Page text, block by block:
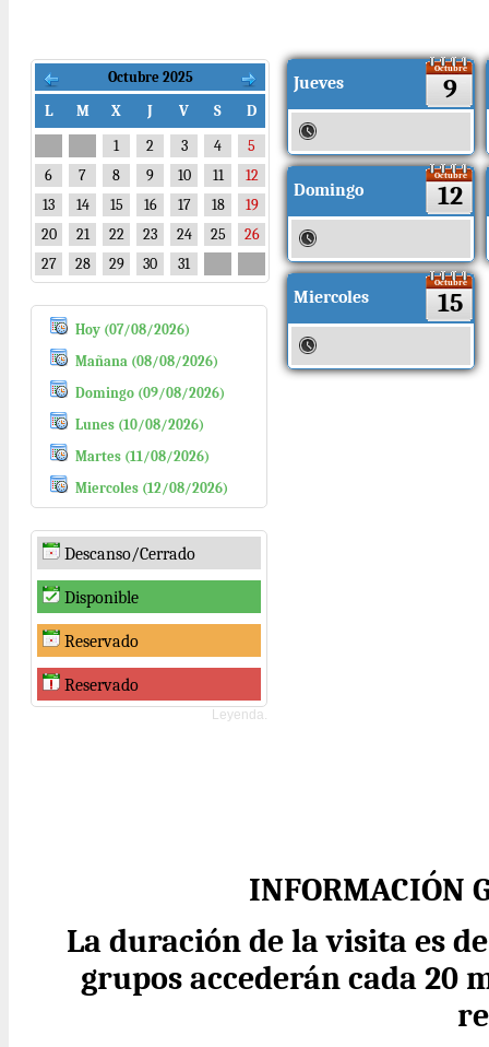
Octubre 2025
L M X J V S
D
1
2 3 4
5
6
7 8 9 10 11
12
13
14 15 16 17 18
19
20
21 22 23 24 25
26
27
28 29 30 31
Hoy (07/08/2026)
Mañana (08/08/2026)
Domingo (09/08/2026)
Lunes (10/08/2026)
Martes (11/08/2026)
Miercoles (12/08/2026)
Descanso/Cerrado
Disponible
Reservado
Reservado
Leyenda.
Jueves
Octubre
9
Domingo
Octubre
12
Miercoles
Octubre
15
INFORMACIÓN
La duración de la visita es
grupos accederán cada